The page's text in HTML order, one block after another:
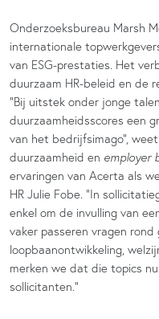
Onderzoeksbureau Marsh
internationale
van ESG-prestaties. Het
duurzaam HR-beleid en de
“Bij uitstek onder jonge
duurzaamheidsscores een
van het bedrijfsimago”,
duurzaamheid en employer
ervaringen van Acerta als
HR Julie Fobe. “In
enkel om de invulling van
vaker passeren vragen rond
loopbaanontwikkeling,
merken we dat die topics
sollicitanten.”